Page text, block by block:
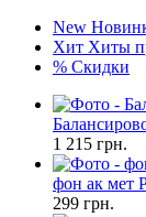
New
Хит Хиты
% Скидки
1 215 грн.
фон ак мет
299 грн.